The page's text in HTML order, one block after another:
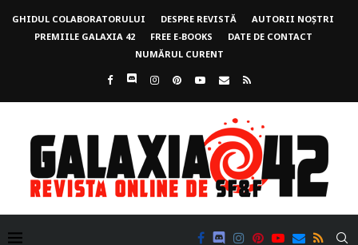
GHIDUL COLABORATORULUI DESPRE REVISTĂ
AUTORII NOȘTRI
PREMIILE GALAXIA 42
FREE E-BOOKS
DATE DE CONTACT
NUMĂRUL CURENT